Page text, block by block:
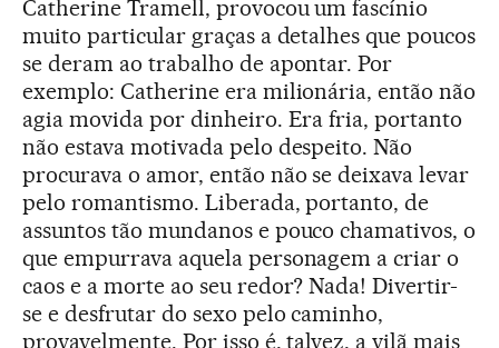
Catherine Tramell, provocou um fascínio
muito particular graças a detalhes que poucos
se deram ao trabalho de apontar. Por
exemplo: Catherine era milionária, então não
agia movida por dinheiro. Era fria, portanto
não estava motivada pelo despeito. Não
procurava o amor, então não se deixava levar
pelo romantismo. Liberada, portanto, de
assuntos tão mundanos e pouco chamativos, o
que empurrava aquela personagem a criar o
caos e a morte ao seu redor? Nada! Divertir-
se e desfrutar do sexo pelo caminho,
provavelmente. Por isso é, talvez, a vilã mais